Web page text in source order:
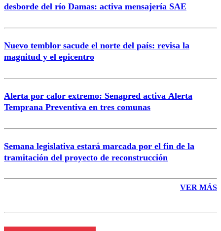
desborde del río Damas: activa mensajería SAE
Nuevo temblor sacude el norte del país: revisa la
magnitud y el epicentro
Alerta por calor extremo: Senapred activa Alerta
Temprana Preventiva en tres comunas
Semana legislativa estará marcada por el fin de la
tramitación del proyecto de reconstrucción
VER MÁS